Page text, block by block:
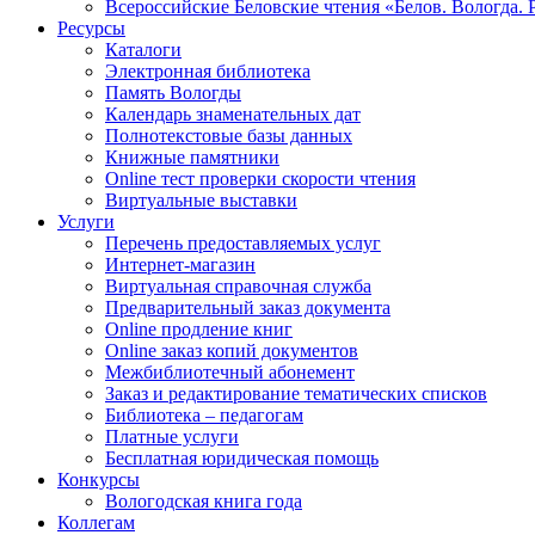
Всероссийские Беловские чтения «Белов. Вологда.
Ресурсы
Каталоги
Электронная библиотека
Память Вологды
Календарь знаменательных дат
Полнотекстовые базы данных
Книжные памятники
Online тест проверки скорости чтения
Виртуальные выставки
Услуги
Перечень предоставляемых услуг
Интернет-магазин
Виртуальная справочная служба
Предварительный заказ документа
Online продление книг
Online заказ копий документов
Межбиблиотечный абонемент
Заказ и редактирование тематических списков
Библиотека – педагогам
Платные услуги
Бесплатная юридическая помощь
Конкурсы
Вологодская книга года
Коллегам